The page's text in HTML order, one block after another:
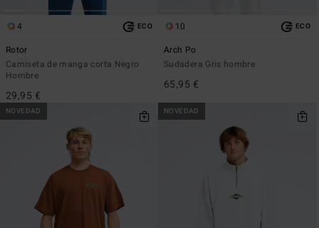
4 ECO
Rotor
Camiseta de manga corta Negro
Hombre
29,95 €
10 ECO
Arch Po
Sudadera Gris hombre
65,95 €
NOVEDAD NOVEDAD